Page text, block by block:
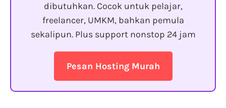
dibutuhkan. Cocok untuk pelajar,
freelancer, UMKM, bahkan pemula
sekalipun. Plus support nonstop 24 jam
Pesan Hosting Murah